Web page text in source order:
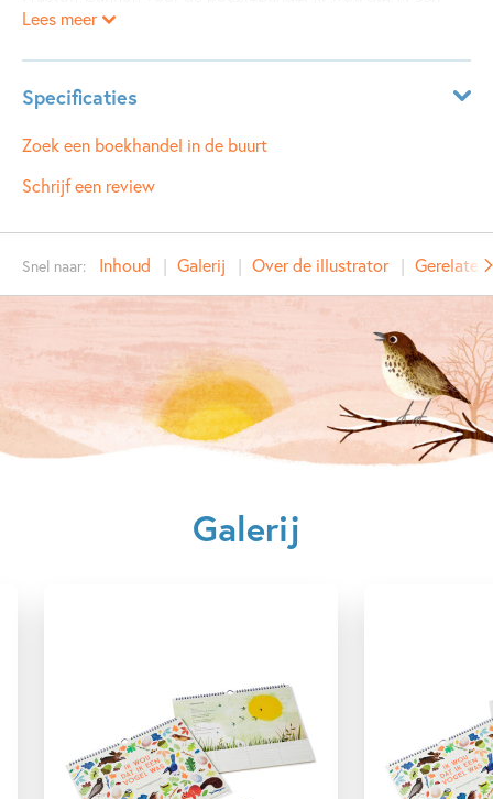
vogel wasmaakte aan de muur wil hangen, is er deze
Met gedichten van onder anderen Hans Andreus, Hans &
Monique Hagen en Bette Westera.
Lees meer
Specificaties
ISBN: 9789021681054
NUR:
Illustrator:
Frann Preston-Gannon
Prijs:
19
Aantal pagina's: 14
Uitgever:
Ploegsma
Verschijningsdatum: 28-10-2020
Kenmerken van kalender
Zoek een boekhandel in de buurt
Schrijf een review
Snel naar: Inhoud Galerij Over de illustrator
Galerij